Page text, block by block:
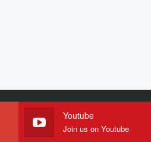
Youtube
Join us on Youtube